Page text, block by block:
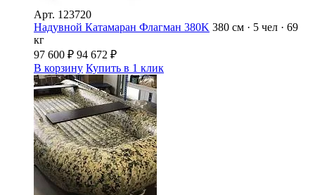
Арт. 123720
Надувной Катамаран Флагман 380K 380 см · 5 чел · 69
кг
97 600 ₽ 94 672 ₽
В корзину Купить в 1 клик